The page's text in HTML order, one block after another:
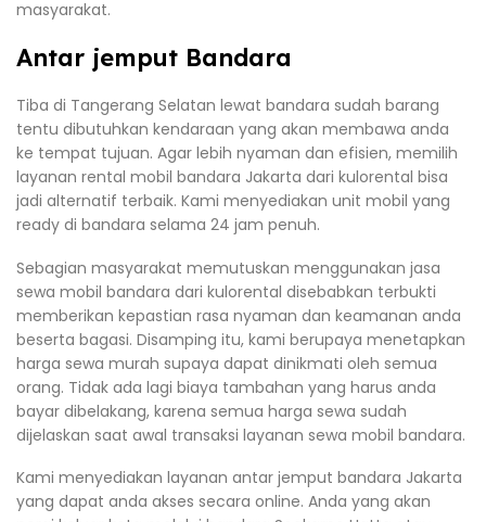
masyarakat.
Antar jemput Bandara
Tiba di Tangerang Selatan lewat bandara sudah barang
tentu dibutuhkan kendaraan yang akan membawa anda
ke tempat tujuan. Agar lebih nyaman dan efisien, memilih
layanan rental mobil bandara Jakarta dari kulorental bisa
jadi alternatif terbaik. Kami menyediakan unit mobil yang
ready di bandara selama 24 jam penuh.
Sebagian masyarakat memutuskan menggunakan jasa
sewa mobil bandara dari kulorental disebabkan terbukti
memberikan kepastian rasa nyaman dan keamanan anda
beserta bagasi. Disamping itu, kami berupaya menetapkan
harga sewa murah supaya dapat dinikmati oleh semua
orang. Tidak ada lagi biaya tambahan yang harus anda
bayar dibelakang, karena semua harga sewa sudah
dijelaskan saat awal transaksi layanan sewa mobil bandara.
Kami menyediakan layanan antar jemput bandara Jakarta
yang dapat anda akses secara online. Anda yang akan